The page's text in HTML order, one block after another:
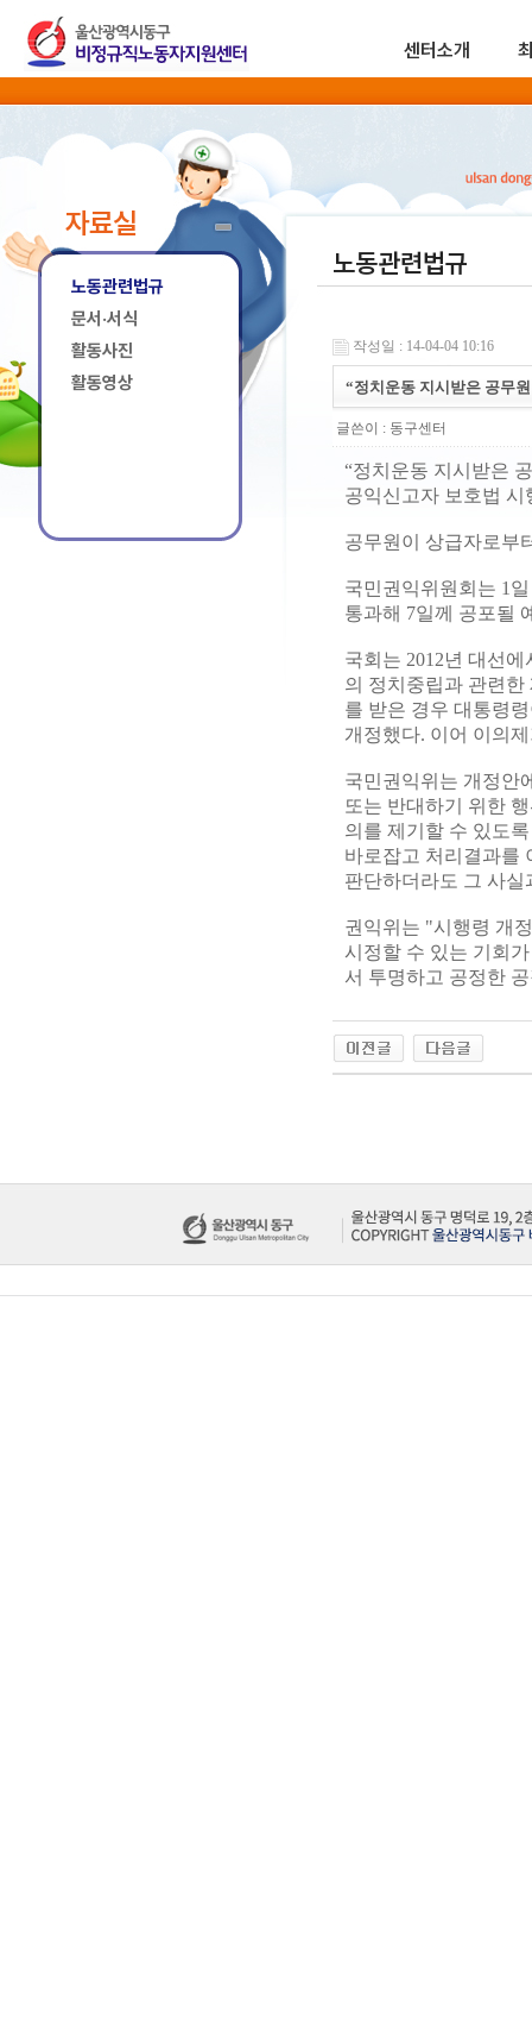
센터소개
자료실
노동관련법규
문서·서식
활동사진
활동영상
노동관련법규
작성일 : 14-04-04 10:16
“정치운동 지시받은 공무
글쓴이 : 동구센터
“정치운동 지시받은
공익신고자 보호법
공무원이 상급자로부
국민권익위원회는 1
통과해 7일께 공포될
국회는 2012년 대선
의 정치중립과 관련
를 받은 경우 대통령
개정했다. 이어 이의
국민권익위는 개정안
또는 반대하기 위한
의를 제기할 수 있도
바로잡고 처리결과를
판단하더라도 그 사
권익위는 "시행령 개
시정할 수 있는 기회
서 투명하고 공정한